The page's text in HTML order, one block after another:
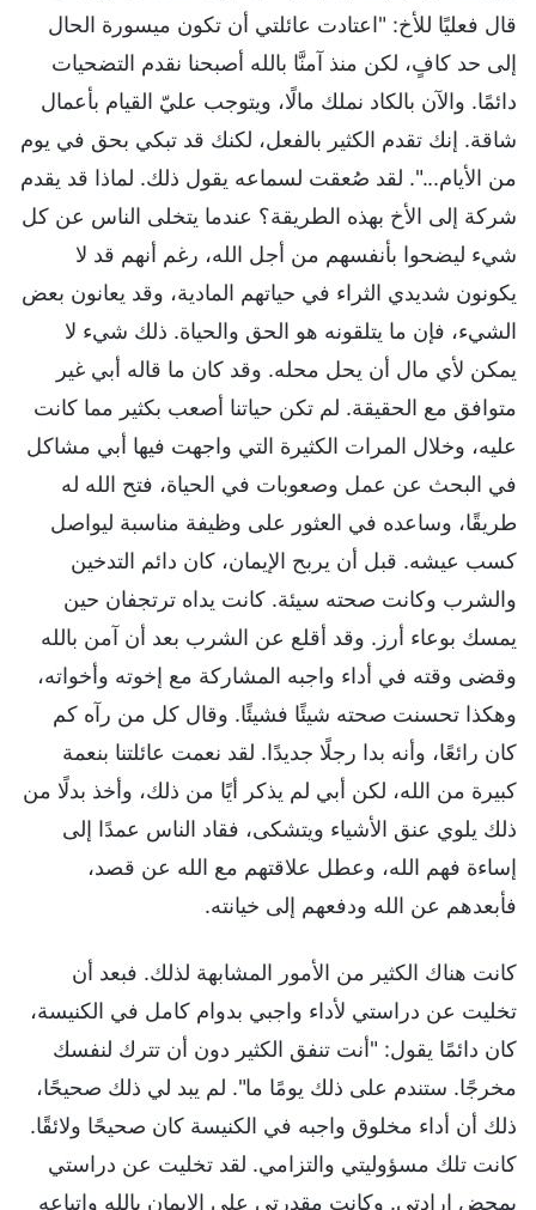
قال فعليًا للأخ: "اعتادت عائلتي أن تكون ميسورة الحال
إلى حد كافٍ، لكن منذ آمنَّا بالله أصبحنا نقدم التضحيات
دائمًا. والآن بالكاد نملك مالًا، ويتوجب عليّ القيام بأعمال
شاقة. إنك تقدم الكثير بالفعل، لكنك قد تبكي بحق في يوم
من الأيام...". لقد صُعقت لسماعه يقول ذلك. لماذا قد يقدم
شركة إلى الأخ بهذه الطريقة؟ عندما يتخلى الناس عن كل
شيء ليضحوا بأنفسهم من أجل الله، رغم أنهم قد لا
يكونون شديدي الثراء في حياتهم المادية، وقد يعانون بعض
الشيء، فإن ما يتلقونه هو الحق والحياة. ذلك شيء لا
يمكن لأي مال أن يحل محله. وقد كان ما قاله أبي غير
متوافق مع الحقيقة. لم تكن حياتنا أصعب بكثير مما كانت
عليه، وخلال المرات الكثيرة التي واجهت فيها أبي مشاكل
في البحث عن عمل وصعوبات في الحياة، فتح الله له
طريقًا، وساعده في العثور على وظيفة مناسبة ليواصل
كسب عيشه. قبل أن يربح الإيمان، كان دائم التدخين
والشرب وكانت صحته سيئة. كانت يداه ترتجفان حين
يمسك بوعاء أرز. وقد أقلع عن الشرب بعد أن آمن بالله
وقضى وقته في أداء واجبه المشاركة مع إخوته وأخواته،
وهكذا تحسنت صحته شيئًا فشيئًا. وقال كل من رآه كم
كان رائعًا، وأنه بدا رجلًا جديدًا. لقد نعمت عائلتنا بنعمة
كبيرة من الله، لكن أبي لم يذكر أيًا من ذلك، وأخذ بدلًا من
ذلك يلوي عنق الأشياء ويتشكى، فقاد الناس عمدًا إلى
إساءة فهم الله، وعطل علاقتهم مع الله عن قصد،
فأبعدهم عن الله ودفعهم إلى خيانته.
كانت هناك الكثير من الأمور المشابهة لذلك. فبعد أن
تخليت عن دراستي لأداء واجبي بدوام كامل في الكنيسة،
كان دائمًا يقول: "أنت تنفق الكثير دون أن تترك لنفسك
مخرجًا. ستندم على ذلك يومًا ما". لم يبد لي ذلك صحيحًا،
ذلك أن أداء مخلوق واجبه في الكنيسة كان صحيحًا ولائقًا.
كانت تلك مسؤوليتي والتزامي. لقد تخليت عن دراستي
بمحض إرادتي. وكانت مقدرتي على الإيمان بالله واتباعه